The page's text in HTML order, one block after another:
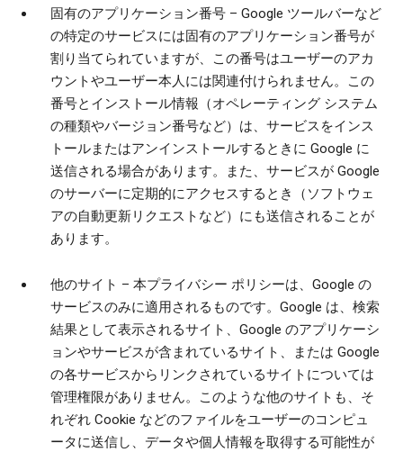
固有のアプリケーション番号 – Google ツールバーなど
の特定のサービスには固有のアプリケーション番号が
割り当てられていますが、この番号はユーザーのアカ
ウントやユーザー本人には関連付けられません。この
番号とインストール情報（オペレーティング システム
の種類やバージョン番号など）は、サービスをインス
トールまたはアンインストールするときに Google に
送信される場合があります。また、サービスが Google
のサーバーに定期的にアクセスするとき（ソフトウェ
アの自動更新リクエストなど）にも送信されることが
あります。
他のサイト – 本プライバシー ポリシーは、Google の
サービスのみに適用されるものです。Google は、検索
結果として表示されるサイト、Google のアプリケーシ
ョンやサービスが含まれているサイト、または Google
の各サービスからリンクされているサイトについては
管理権限がありません。このような他のサイトも、そ
れぞれ Cookie などのファイルをユーザーのコンピュ
ータに送信し、データや個人情報を取得する可能性が